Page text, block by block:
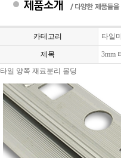
카테고리 타일
제목
3mm
타일 양쪽 재료분리 몰딩